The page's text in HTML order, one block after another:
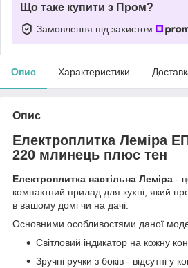
Що таке купити з Пром?
Замовлення під захистом
Опис Характеристики
Опис
Електроплитка Леміра
220 млинець плюс тен
Електроплитка настільна Леміра -
компактний прилад для кухні, який
в вашому домі чи на дачі.
Основними особливостями даної
Світловий індикатор на кожну
Зручні ручки з боків - відсутні у